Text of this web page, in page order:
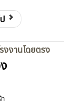
งงานโดยตรง